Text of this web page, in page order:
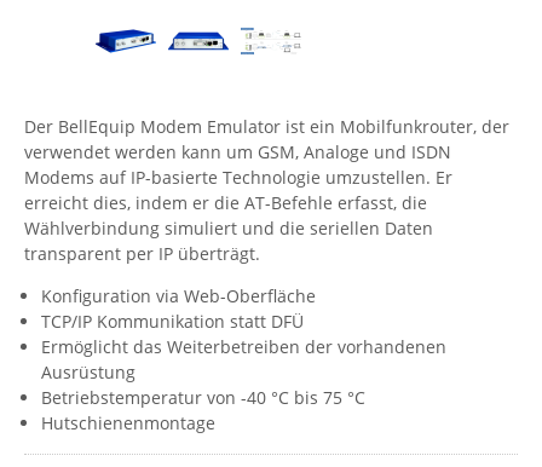
IT Netzwerktechnik / Kommunikation
Enginko - mcf88
Gefen
Gude
Guntermann & Drunck
High Sec Labs
HW group
Icron
IEC Lock
Ihse
Der BellEquip Modem Emulator ist ein Mobilfunkrouter, der
verwendet werden kann um GSM, Analoge und ISDN
Modems auf IP-basierte Technologie umzustellen. Er
erreicht dies, indem er die AT-Befehle erfasst, die
Wählverbindung simuliert und die seriellen Daten
transparent per IP überträgt.
Konfiguration via Web-Oberfläche
TCP/IP Kommunikation statt DFÜ
Ermöglicht das Weiterbetreiben der vorhandenen
Ausrüstung
Betriebstemperatur von -40 °C bis 75 °C
Hutschienenmontage